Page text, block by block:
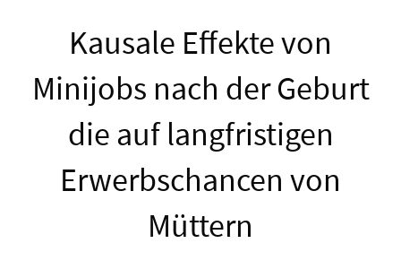
Kausale Effekte von
Minijobs nach der Geburt
die auf langfristigen
Erwerbschancen von
Müttern